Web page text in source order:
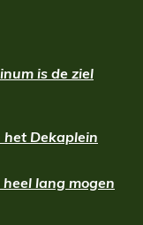
is de ziel
het Dekaplein
lang mogen